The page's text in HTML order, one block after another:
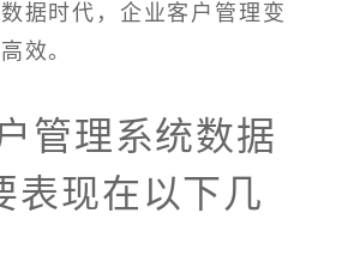
据时代，企业客户管理变
效。
管理系统数据
表现在以下几